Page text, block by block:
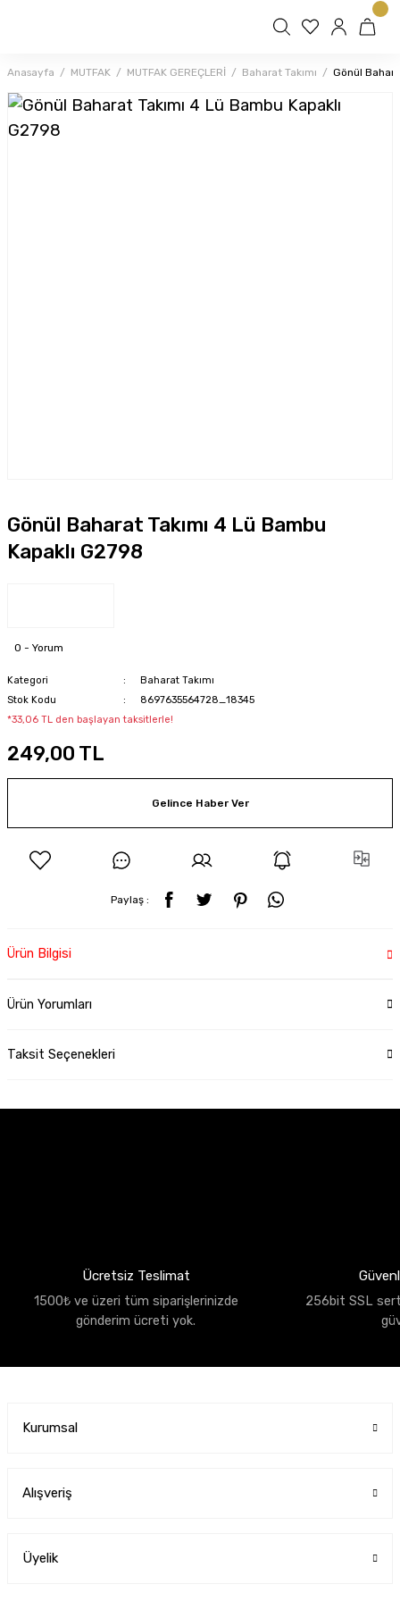
Anasayfa MUTFAK MUTFAK GEREÇLERİ Baharat Takımı Gönül
Gönül Baharat Takımı 4 Lü Bambu
Kapaklı G2798
0 - Yorum
Kategori
Baharat Takımı
Stok Kodu
8697635564728_18345
*33,06 TL den başlayan taksitlerle!
249,00 TL
Gelince Haber Ver
Paylaş :
Ürün Bilgisi
Ürün Yorumları
Taksit Seçenekleri
Ücretsiz Teslimat
1500₺ ve üzeri tüm siparişlerinizde
gönderim ücreti yok.
256bit SSL
Kurumsal
Alışveriş
Üyelik